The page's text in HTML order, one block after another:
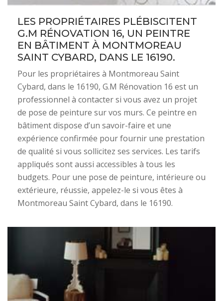
LES PROPRIÉTAIRES PLÉBISCITENT
G.M RÉNOVATION 16, UN PEINTRE
EN BÂTIMENT À MONTMOREAU
SAINT CYBARD, DANS LE 16190.
Pour les propriétaires à Montmoreau Saint
Cybard, dans le 16190, G.M Rénovation 16 est un
professionnel à contacter si vous avez un projet
de pose de peinture sur vos murs. Ce peintre en
bâtiment dispose d’un savoir-faire et une
expérience confirmée pour fournir une prestation
de qualité si vous sollicitez ses services. Les tarifs
appliqués sont aussi accessibles à tous les
budgets. Pour une pose de peinture, intérieure ou
extérieure, réussie, appelez-le si vous êtes à
Montmoreau Saint Cybard, dans le 16190.